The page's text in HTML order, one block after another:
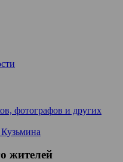
фотографов и других
жителей